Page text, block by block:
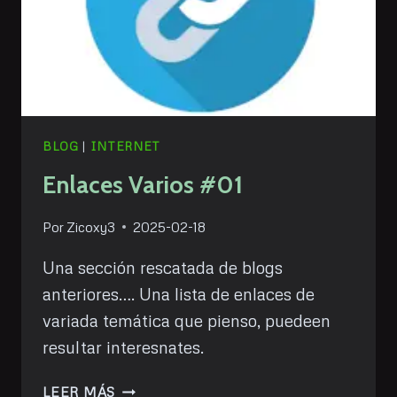
BLOG | INTERNET
Enlaces Varios #01
Por Zicoxy3 2025-02-18
Una sección rescatada de blogs
anteriores…. Una lista de enlaces de
variada temática que pienso, puedeen
resultar interesnates.
LEER MÁS ENLACES